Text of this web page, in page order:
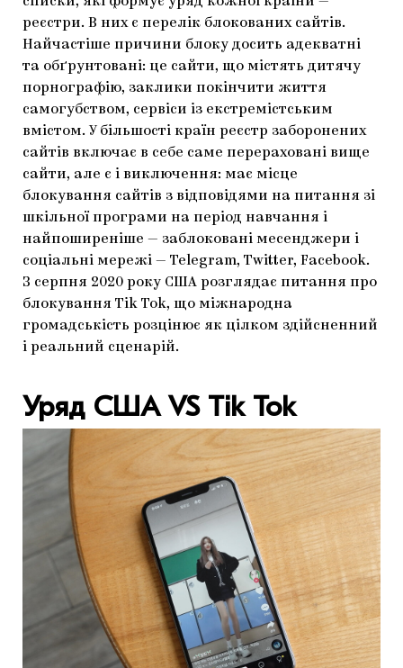
реєстри. В них є перелік блокованих сайтів.
Найчастіше причини блоку досить адекватні
та обґрунтовані: це сайти, що містять дитячу
порнографію, заклики покінчити життя
самогубством, сервіси із екстремістським
вмістом. У більшості країн реєстр заборонених
сайтів включає в себе саме перераховані вище
сайти, але є і виключення: має місце
блокування сайтів з відповідями на питання зі
шкільної програми на період навчання і
найпоширеніше — заблоковані месенджери і
соціальні мережі — Telegram, Twitter, Facebook.
З серпня 2020 року США розглядає питання про
блокування Tik Tok, що міжнародна
громадськість розцінює як цілком здійсненний
і реальний сценарій.
Уряд США VS Tik Tok